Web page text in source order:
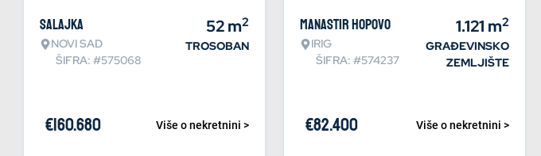
Salajka
NOVI SAD
ŠIFRA: #575068
52m2
TROSOBAN
Više o nekretnini >
€160.680
Manastir Hopovo
IRIG
ŠIFRA: #574237
1.121 m2
GRAĐEVINSKO
ZEMLJIŠTE
Više o nekretnini >
€82.400